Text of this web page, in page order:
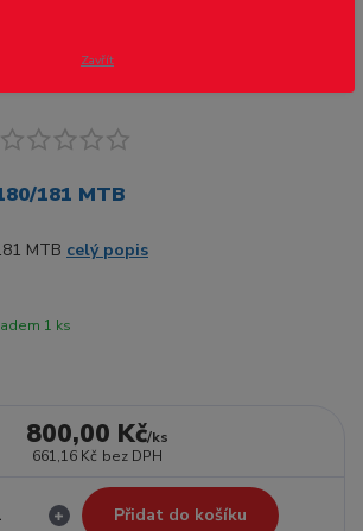
181 MTB
MTB celý popis
1 ks
800,00 Kč/ks
661,16 Kč bez DPH
Přidat do košíku
Zavřít